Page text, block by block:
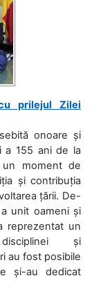
prilejul Zilei
onoare și
a 155 ani de la
moment de
și contribuția
țării. De-
unit oameni și
reprezentat un
și
au fost posibile
și-au dedicat